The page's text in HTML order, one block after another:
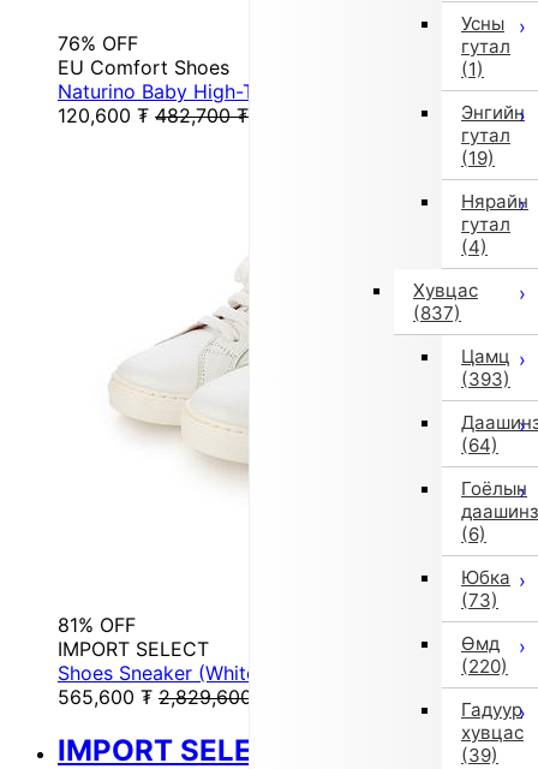
Усны
гутал
(1)
Энгийн
гутал
(19)
Нярайн
гутал
(4)
Хувцас
(837)
Цамц
(393)
(64)
Гоёлын
даашинз
(6)
Юбка
(73)
Өмд
(220)
Гадуур
хувцас
(39)
76% OFF
EU Comfort Shoes
Naturino Baby High-Top Sneakers (Brown)
120,600 ₮ 482,700 ₮
81% OFF
IMPORT SELECT
Shoes Sneaker (White)
565,600 ₮ 2,829,600
IMPORT SELECT